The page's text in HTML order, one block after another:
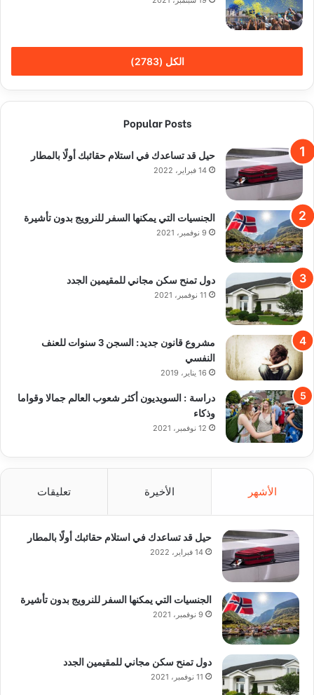
الكل (2783)
Popular Posts
حيل قد تساعدك في استلام حقائبك أولًا بالمطار
14 فبراير، 2022
الجنسيات التي يمكنها السفر للنرويج بدون تأشيرة
9 نوفمبر، 2021
دول تمنح سكن مجاني للمقيمين الجدد
11 نوفمبر، 2021
مشروع قانون جديد: السجن 3 سنوات للعنف
النفسي
16 يناير، 2019
دراسة : السويديون أكثر شعوب العالم جمالا وقواما
وذكاء
12 نوفمبر، 2021
الأشهر الأخيرة تعليقات
حيل قد تساعدك في استلام حقائبك أولًا بالمطار
14 فبراير، 2022
الجنسيات التي يمكنها السفر للنرويج بدون تأشيرة
9 نوفمبر، 2021
دول تمنح سكن مجاني للمقيمين الجدد
11 نوفمبر، 2021